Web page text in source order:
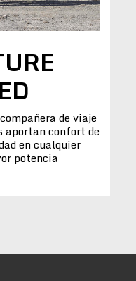
de viaje
aportan confort de
en cualquier
potencia